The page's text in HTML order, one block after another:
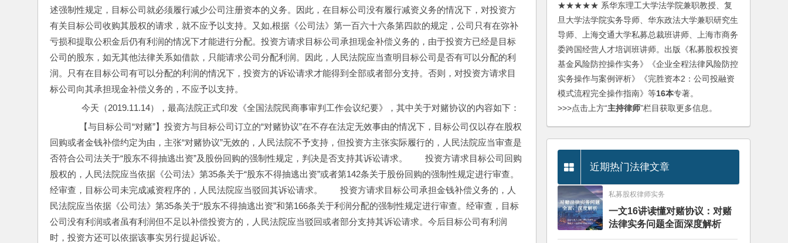
述强制性规定，目标公司就必须履行减少公司注册资本的义务。因此，在目标公司没有履行减资义务的情况下，对投资方
有关目标公司收购其股权的请求，就不应予以支持。又如,根据《公司法》第一百六十六条第四款的规定，公司只有在弥补
亏损和提取公积金后仍有利润的情况下才能进行分配。投资方请求目标公司承担现金补偿义务的，由于投资方已经是目标
公司的股东，如无其他法律关系如借款，只能请求公司分配利润。因此，人民法院应当查明目标公司是否有可以分配的利
润。只有在目标公司有可以分配的利润的情况下，投资方的诉讼请求才能得到全部或者部分支持。否则，对投资方请求目
标公司向其承担现金补偿义务的，不应予以支持。
今天（2019.11.14），最高法院正式印发《全国法院民商事审判工作会议纪要》，其中关于对赌协议的内容如下：
【与目标公司“对赌”】投资方与目标公司订立的“对赌协议”在不存在法定无效事由的情况下，目标公司仅以存在股权
回购或者金钱补偿约定为由，主张“对赌协议”无效的，人民法院不予支持，但投资方主张实际履行的，人民法院应当审查是
否符合公司法关于“股东不得抽逃出资”及股份回购的强制性规定，判决是否支持其诉讼请求。　　投资方请求目标公司回购
股权的，人民法院应当依据《公司法》第35条关于“股东不得抽逃出资”或者第142条关于股份回购的强制性规定进行审查。
经审查，目标公司未完成减资程序的，人民法院应当驳回其诉讼请求。　　投资方请求目标公司承担金钱补偿义务的，人
民法院应当依据《公司法》第35条关于“股东不得抽逃出资”和第166条关于利润分配的强制性规定进行审查。经审查，目标
公司没有利润或者虽有利润但不足以补偿投资方的，人民法院应当驳回或者部分支持其诉讼请求。今后目标公司有利润
时，投资方还可以依据该事实另行提起诉讼。
★★★★★ 系华东理工大学法学院兼职教授、复
旦大学法学院实务导师、华东政法大学兼职研究生
导师、上海交通大学私募总裁班讲师、上海市商务
委跨国经营人才培训班讲师。出版《私募股权投资
基金风险防控操作实务》《企业全程法律风险防控
实务操作与案例评析》《完胜资本2：公司投融资
模式流程完全操作指南》等16本专著。
>>>点击上方“主持律师”栏目获取更多信息。
近期热门法律文章
私募股权律师实务
一文16讲读懂对赌协议：对赌
法律实务问题全面深度解析